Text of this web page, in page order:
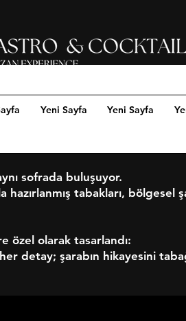
Yeni Sayfa Yeni Sayfa
sofrada buluşuyor.
tabakları, bölgesel
özel olarak tasarlandı:
detay; şarabın hikayesini